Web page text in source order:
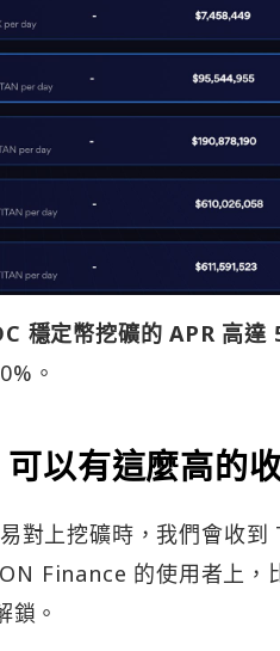
穩定幣挖礦的 APR 高達
。
以有這麼高的
對上挖礦時，我們會收
Finance 的使用者上，
鎖。